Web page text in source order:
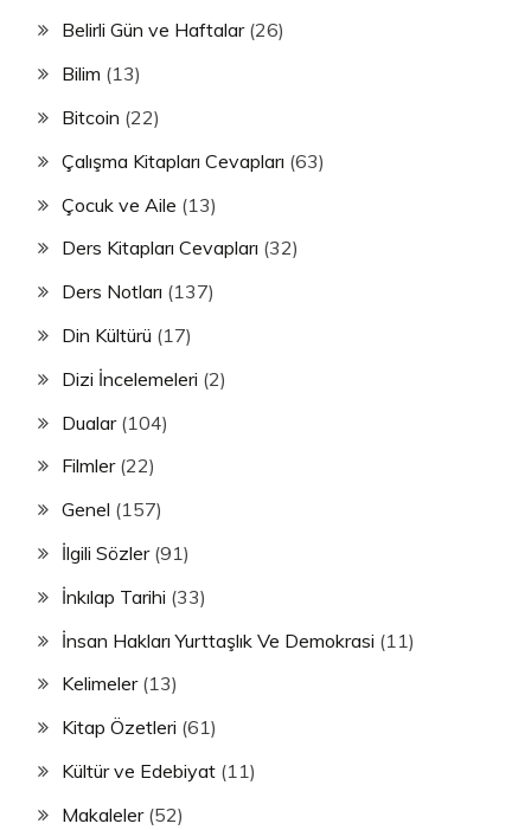
Belirli Gün ve Haftalar(26)
Bilim (13)
Bitcoin (22)
Çalışma Kitapları Cevapları (63)
Çocuk ve Aile (13)
Ders Kitapları Cevapları (32)
Ders Notları (137)
Din Kültürü (17)
Dizi İncelemeleri (2)
Dualar(104)
Filmler(22)
Genel (157)
İlgili Sözler(91)
İnkılap Tarihi (33)
İnsan Hakları Yurttaşlık Ve Demokrasi (11)
Kelimeler(13)
Kitap Özetleri (61)
Kültür ve Edebiyat (11)
Makaleler(52)